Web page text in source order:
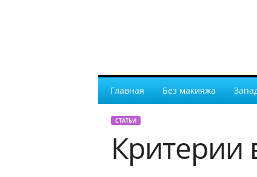
Главная Без макияжа
СТАТЬИ
Критерии